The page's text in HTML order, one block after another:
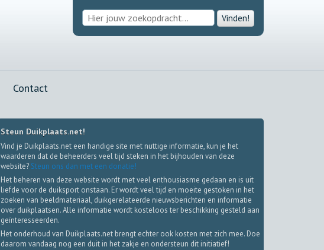
Vinden!
Contact
Steun Duikplaats.net!
Vind je Duikplaats.net een handige site met nuttige informatie, kun je het
waarderen dat de beheerders veel tijd steken in het bijhouden van deze
website? Steun ons dan met een donatie!
Het beheren van deze website wordt met veel enthousiasme gedaan en is uit
liefde voor de duiksport onstaan. Er wordt veel tijd en moeite gestoken in het
zoeken van beeldmateriaal, duikgerelateerde nieuwsberichten en informatie
over duikplaatsen. Alle informatie wordt kosteloos ter beschikking gesteld aan
geïnteresseerden.
Het onderhoud van Duikplaats.net brengt echter ook kosten met zich mee. Doe
daarom vandaag nog een duit in het zakje en ondersteun dit initiatief!